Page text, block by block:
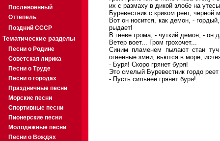
Послевоенный
Оттепель
Поздний СССР
Тематические разделы
Песни о Родине
Советская лирика
Песни о Труде
Песни о городах
Праздничные песни
Морские песни
Спортивные песни
Пионерские песни
Молодежные песни
Песни о Вождях
их с размаху в дикой злобе на
Буревестник с криком реет,
Вот он носится, как демон, -
рыдает!
В гневе грома, - чуткий демон, - он
Ветер воет... Гром грохочет...
Синим пламенем пылают стаи
огненные змеи, вьются в море,
- Буря! Скоро грянет буря!
Это смелый Буревестник гордо
- Пусть сильнее грянет буря!..